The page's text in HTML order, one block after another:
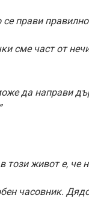
прави
сме част от
да направи
този живот е, че
часовник.